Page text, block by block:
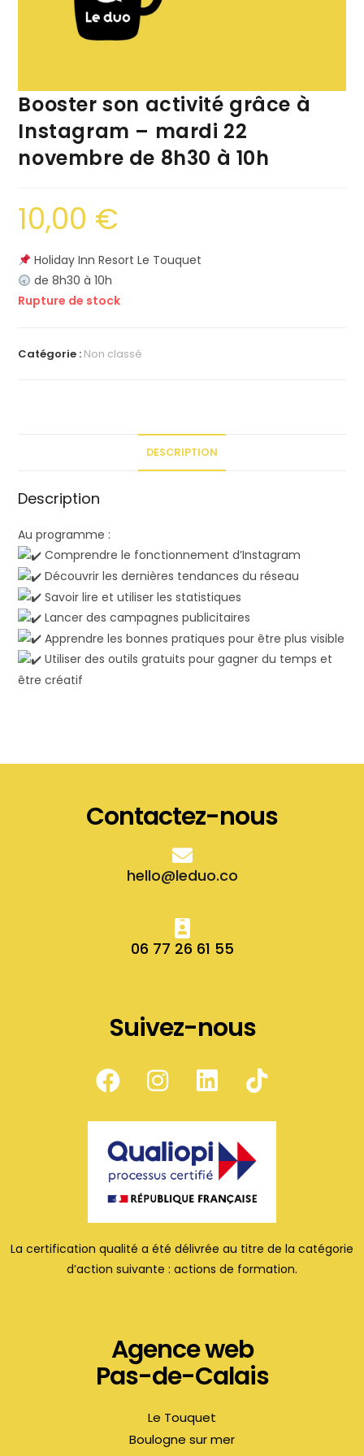
Booster son activité grâce à
Instagram – mardi 22
novembre de 8h30 à 10h
10,00 €
Holiday Inn Resort Le Touquet
de 8h30 à 10h
Rupture de stock
Catégorie : Non classé
DESCRIPTION
Description
Au programme :
Comprendre le fonctionnement d’Instagram
Découvrir les dernières tendances du réseau
Savoir lire et utiliser les statistiques
Lancer des campagnes publicitaires
Apprendre les bonnes pratiques pour être plus visible
Utiliser des outils gratuits pour gagner du temps et
être créatif
Contactez-nous
hello@leduo.co
06 77 26 61 55
Suivez-nous
La certification qualité a été délivrée au titre de la catégorie
d’action suivante : actions de formation.
Agence web
Pas-de-Calais
Le Touquet
Boulogne sur mer